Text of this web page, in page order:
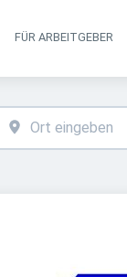
FÜR ARBEITGEBER